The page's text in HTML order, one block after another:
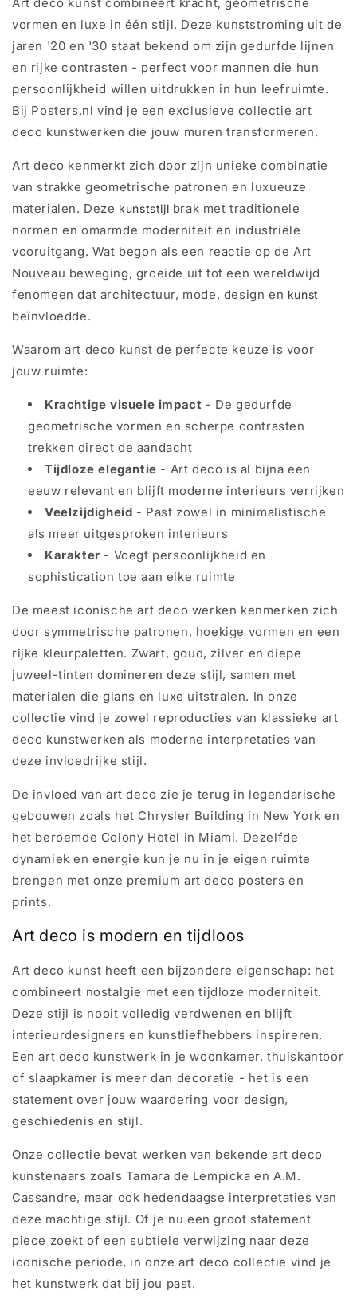
vormen en luxe in één stijl. Deze kunststroming uit de
jaren '20 en '30 staat bekend om zijn gedurfde lijnen
en rijke contrasten - perfect voor mannen die hun
persoonlijkheid willen uitdrukken in hun leefruimte.
Bij Posters.nl vind je een exclusieve collectie art
deco kunstwerken die jouw muren transformeren.
Art deco kenmerkt zich door zijn unieke combinatie
van strakke geometrische patronen en luxueuze
materialen. Deze kunststijl brak met traditionele
normen en omarmde moderniteit en industriële
vooruitgang. Wat begon als een reactie op de Art
Nouveau beweging, groeide uit tot een wereldwijd
fenomeen dat architectuur, mode, design en kunst
beïnvloedde.
Waarom art deco kunst de perfecte keuze is voor
jouw ruimte:
Krachtige visuele impact - De gedurfde
geometrische vormen en scherpe contrasten
trekken direct de aandacht
Tijdloze elegantie - Art deco is al bijna een
eeuw relevant en blijft moderne interieurs verrijken
Veelzijdigheid - Past zowel in minimalistische
als meer uitgesproken interieurs
Karakter - Voegt persoonlijkheid en
sophistication toe aan elke ruimte
De meest iconische art deco werken kenmerken zich
door symmetrische patronen, hoekige vormen en een
rijke kleurpaletten. Zwart, goud, zilver en diepe
juweel-tinten domineren deze stijl, samen met
materialen die glans en luxe uitstralen. In onze
collectie vind je zowel reproducties van klassieke art
deco kunstwerken als moderne interpretaties van
deze invloedrijke stijl.
De invloed van art deco zie je terug in legendarische
gebouwen zoals het Chrysler Building in New York en
het beroemde Colony Hotel in Miami. Dezelfde
dynamiek en energie kun je nu in je eigen ruimte
brengen met onze premium art deco posters en
prints.
Art deco is modern en tijdloos
Art deco kunst heeft een bijzondere eigenschap: het
combineert nostalgie met een tijdloze moderniteit.
Deze stijl is nooit volledig verdwenen en blijft
interieurdesigners en kunstliefhebbers inspireren.
Een art deco kunstwerk in je woonkamer, thuiskantoor
of slaapkamer is meer dan decoratie - het is een
statement over jouw waardering voor design,
geschiedenis en stijl.
Onze collectie bevat werken van bekende art deco
kunstenaars zoals Tamara de Lempicka en A.M.
Cassandre, maar ook hedendaagse interpretaties van
deze machtige stijl. Of je nu een groot statement
piece zoekt of een subtiele verwijzing naar deze
iconische periode, in onze art deco collectie vind je
het kunstwerk dat bij jou past.